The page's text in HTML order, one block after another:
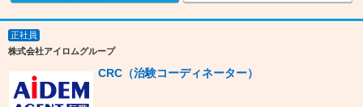
正社員
株式会社アイロムグループ
CRC（治験コーディネーター）